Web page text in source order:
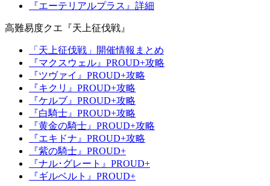
『エーテリアルプラス』詳細
高難易度クエ『天上征伐戦』
「天上征伐戦」開催情報まとめ
『マクスウェル』PROUD+攻略
『ツヴァイ』PROUD+攻略
『キクリ』PROUD+攻略
『ケルブ』PROUD+攻略
『白騎士』PROUD+攻略
『黄金の騎士』PROUD+攻略
『エキドナ』PROUD+攻略
『紫の騎士』PROUD+
『ナル･グレート』PROUD+
『ギルベルト』PROUD+